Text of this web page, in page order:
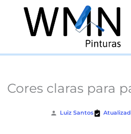
conteúdo
Cores claras para
Luiz Santos